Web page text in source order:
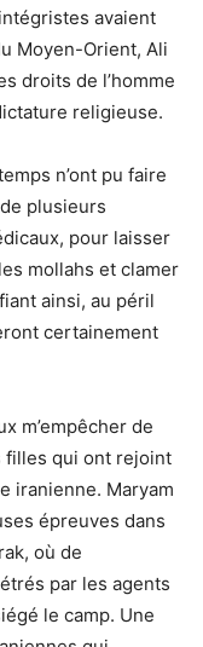
avaient
Moyen-Orient, Ali
droits de l’homme
religieuse.
n’ont pu faire
plusieurs
pour laisser
mollahs et clamer
ainsi, au péril
certainement
m’empêcher de
filles qui ont rejoint
iranienne. Maryam
épreuves dans
où de
par les agents
le camp. Une